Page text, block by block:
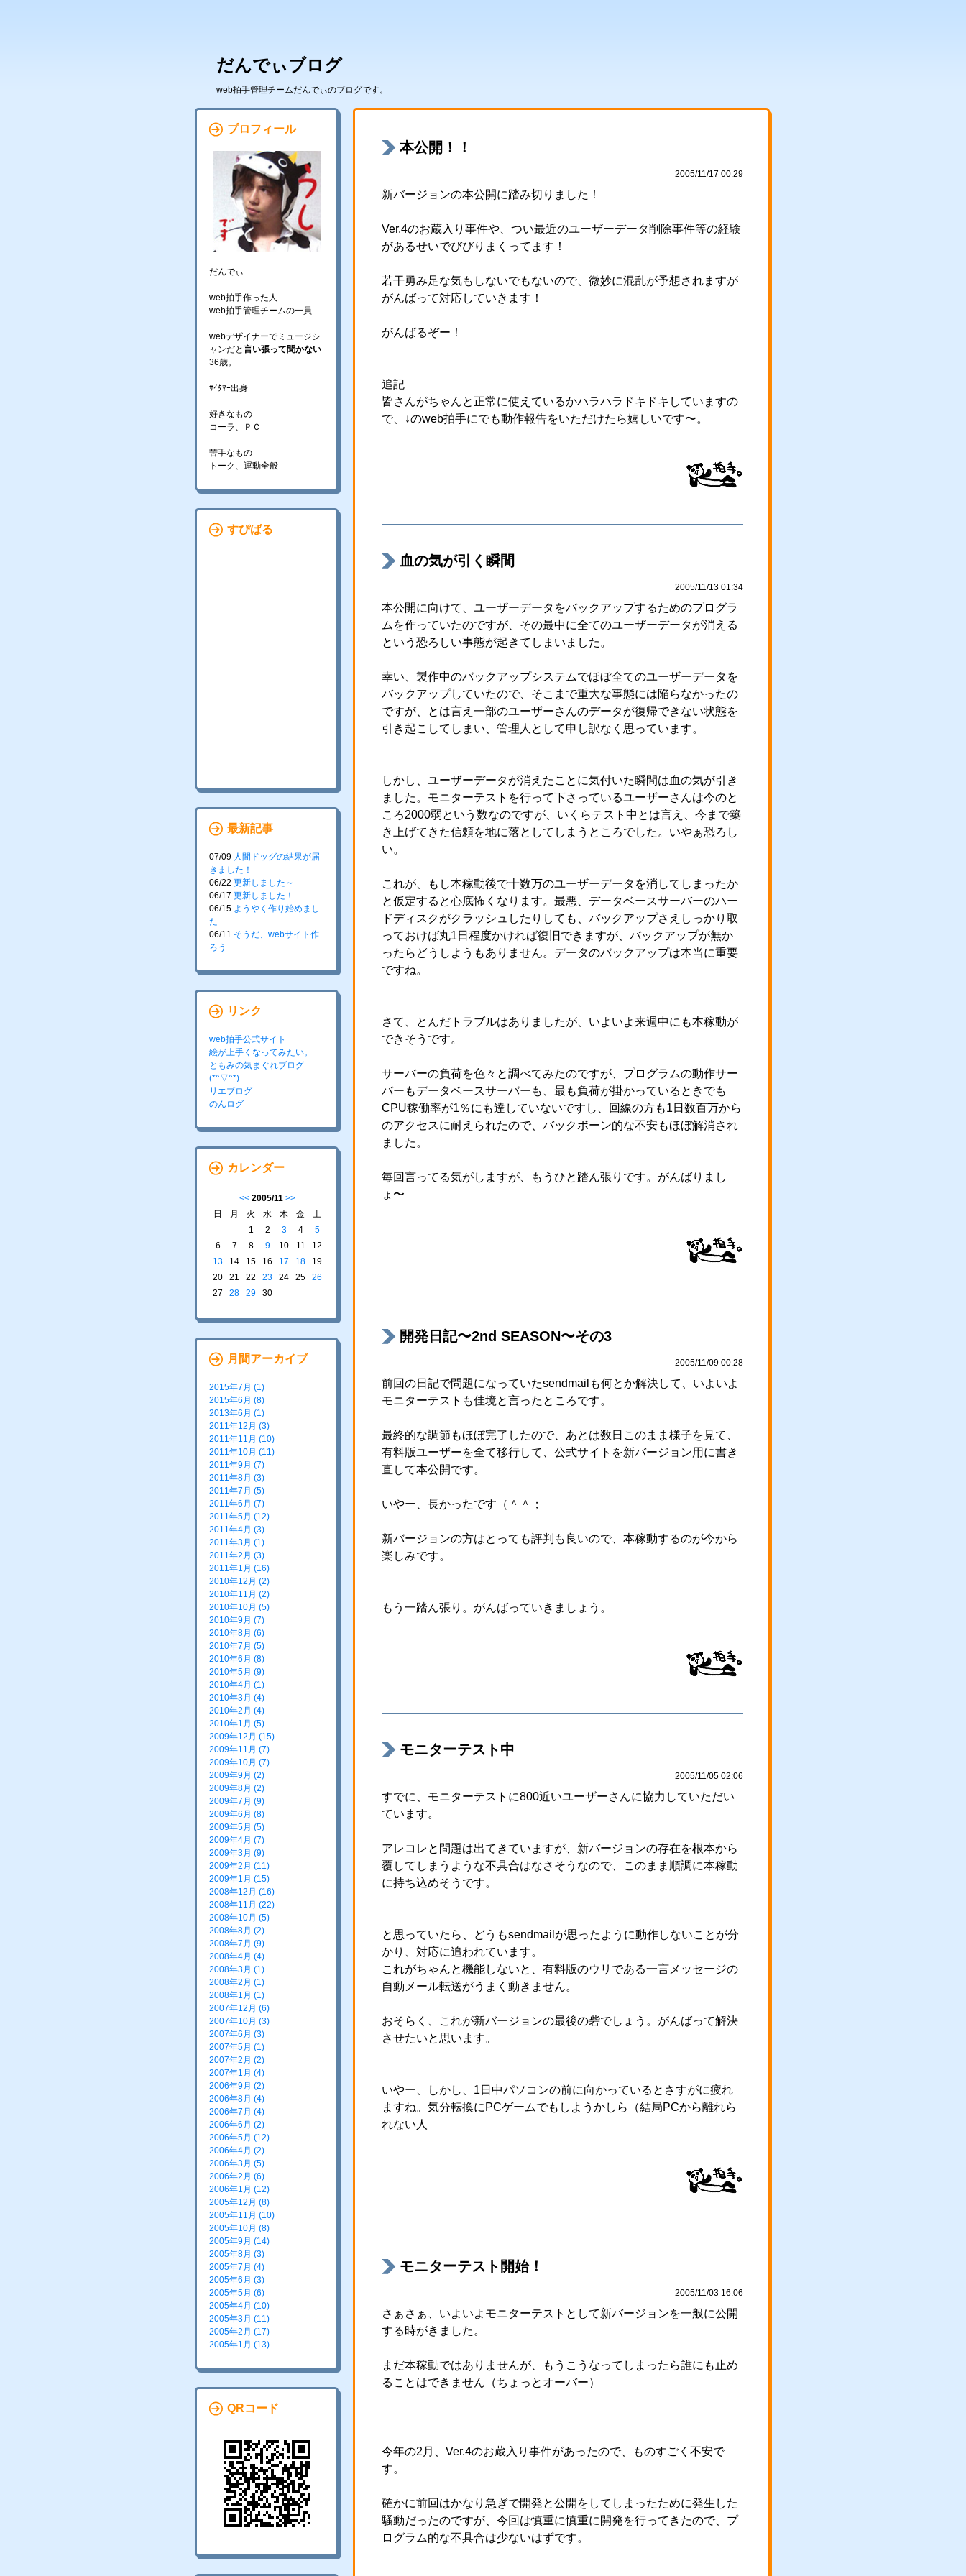
だんでぃブログ
web拍手管理チームだんでぃのブログです。
プロフィール
だんでぃ
web拍手作った人
web拍手管理チームの一員
webデザイナーでミュージシ
ャンだと言い張って聞かない
36歳。
ｻｲﾀﾏｰ出身
好きなもの
コーラ、ＰＣ
苦手なもの
トーク、運動全般
すぴばる
最新記事
07/09 人間ドッグの結果が届
きました！
06/22 更新しました～
06/17 更新しました！
06/15 ようやく作り始めまし
た
06/11 そうだ、webサイト作
ろう
リンク
web拍手公式サイト
絵が上手くなってみたい。
ともみの気まぐれブログ
(*^▽^*)
リエブログ
のんログ
カレンダー
<< 2005/11 >>
日
月 火 水 木 金
土
1
2 3 4
5
6
7 8 9 10 11
12
13
14 15 16 17 18
19
20
21 22 23 24 25
26
27
28 29 30
月間アーカイブ
2015年7月 (1)
2015年6月 (8)
2013年6月 (1)
2011年12月 (3)
2011年11月 (10)
2011年10月 (11)
2011年9月 (7)
2011年8月 (3)
2011年7月 (5)
2011年6月 (7)
2011年5月 (12)
2011年4月 (3)
2011年3月 (1)
2011年2月 (3)
2011年1月 (16)
2010年12月 (2)
2010年11月 (2)
2010年10月 (5)
2010年9月 (7)
2010年8月 (6)
2010年7月 (5)
2010年6月 (8)
2010年5月 (9)
2010年4月 (1)
2010年3月 (4)
2010年2月 (4)
2010年1月 (5)
2009年12月 (15)
2009年11月 (7)
2009年10月 (7)
2009年9月 (2)
2009年8月 (2)
2009年7月 (9)
2009年6月 (8)
2009年5月 (5)
2009年4月 (7)
2009年3月 (9)
2009年2月 (11)
2009年1月 (15)
2008年12月 (16)
2008年11月 (22)
2008年10月 (5)
2008年8月 (2)
2008年7月 (9)
2008年4月 (4)
2008年3月 (1)
2008年2月 (1)
2008年1月 (1)
2007年12月 (6)
2007年10月 (3)
2007年6月 (3)
2007年5月 (1)
2007年2月 (2)
2007年1月 (4)
2006年9月 (2)
2006年8月 (4)
2006年7月 (4)
2006年6月 (2)
2006年5月 (12)
2006年4月 (2)
2006年3月 (5)
2006年2月 (6)
2006年1月 (12)
2005年12月 (8)
2005年11月 (10)
2005年10月 (8)
2005年9月 (14)
2005年8月 (3)
2005年7月 (4)
2005年6月 (3)
2005年5月 (6)
2005年4月 (10)
2005年3月 (11)
2005年2月 (17)
2005年1月 (13)
QRコード
本公開！！
2005/11/17 00:29
新バージョンの本公開に踏み切りました！
Ver.4のお蔵入り事件や、つい最近のユーザーデータ削除事件等の経験
があるせいでびびりまくってます！
若干勇み足な気もしないでもないので、微妙に混乱が予想されますが
がんばって対応していきます！
がんばるぞー！
追記
皆さんがちゃんと正常に使えているかハラハラドキドキしていますの
で、↓のweb拍手にでも動作報告をいただけたら嬉しいです〜。
血の気が引く瞬間
2005/11/13 01:34
本公開に向けて、ユーザーデータをバックアップするためのプログラ
ムを作っていたのですが、その最中に全てのユーザーデータが消える
という恐ろしい事態が起きてしまいました。
幸い、製作中のバックアップシステムでほぼ全てのユーザーデータを
バックアップしていたので、そこまで重大な事態には陥らなかったの
ですが、とは言え一部のユーザーさんのデータが復帰できない状態を
引き起こしてしまい、管理人として申し訳なく思っています。
しかし、ユーザーデータが消えたことに気付いた瞬間は血の気が引き
ました。モニターテストを行って下さっているユーザーさんは今のと
ころ2000弱という数なのですが、いくらテスト中とは言え、今まで築
き上げてきた信頼を地に落としてしまうところでした。いやぁ恐ろし
い。
これが、もし本稼動後で十数万のユーザーデータを消してしまったか
と仮定すると心底怖くなります。最悪、データベースサーバーのハー
ドディスクがクラッシュしたりしても、バックアップさえしっかり取
っておけば丸1日程度かければ復旧できますが、バックアップが無か
ったらどうしようもありません。データのバックアップは本当に重要
ですね。
さて、とんだトラブルはありましたが、いよいよ来週中にも本稼動が
できそうです。
サーバーの負荷を色々と調べてみたのですが、プログラムの動作サー
バーもデータベースサーバーも、最も負荷が掛かっているときでも
CPU稼働率が1％にも達していないですし、回線の方も1日数百万から
のアクセスに耐えられたので、バックボーン的な不安もほぼ解消され
ました。
毎回言ってる気がしますが、もうひと踏ん張りです。がんばりまし
ょ〜
開発日記〜2nd SEASON〜その3
2005/11/09 00:28
前回の日記で問題になっていたsendmailも何とか解決して、いよいよ
モニターテストも佳境と言ったところです。
最終的な調節もほぼ完了したので、あとは数日このまま様子を見て、
有料版ユーザーを全て移行して、公式サイトを新バージョン用に書き
直して本公開です。
いやー、長かったです（＾＾；
新バージョンの方はとっても評判も良いので、本稼動するのが今から
楽しみです。
もう一踏ん張り。がんばっていきましょう。
モニターテスト中
2005/11/05 02:06
すでに、モニターテストに800近いユーザーさんに協力していただい
ています。
アレコレと問題は出てきていますが、新バージョンの存在を根本から
覆してしまうような不具合はなさそうなので、このまま順調に本稼動
に持ち込めそうです。
と思っていたら、どうもsendmailが思ったように動作しないことが分
かり、対応に追われています。
これがちゃんと機能しないと、有料版のウリである一言メッセージの
自動メール転送がうまく動きません。
おそらく、これが新バージョンの最後の砦でしょう。がんばって解決
させたいと思います。
いやー、しかし、1日中パソコンの前に向かっているとさすがに疲れ
ますね。気分転換にPCゲームでもしようかしら（結局PCから離れら
れない人
モニターテスト開始！
2005/11/03 16:06
さぁさぁ、いよいよモニターテストとして新バージョンを一般に公開
する時がきました。
まだ本稼動ではありませんが、もうこうなってしまったら誰にも止め
ることはできません（ちょっとオーバー）
今年の2月、Ver.4のお蔵入り事件があったので、ものすごく不安で
す。
確かに前回はかなり急ぎで開発と公開をしてしまったために発生した
騒動だったのですが、今回は慎重に慎重に開発を行ってきたので、プ
ログラム的な不具合は少ないはずです。